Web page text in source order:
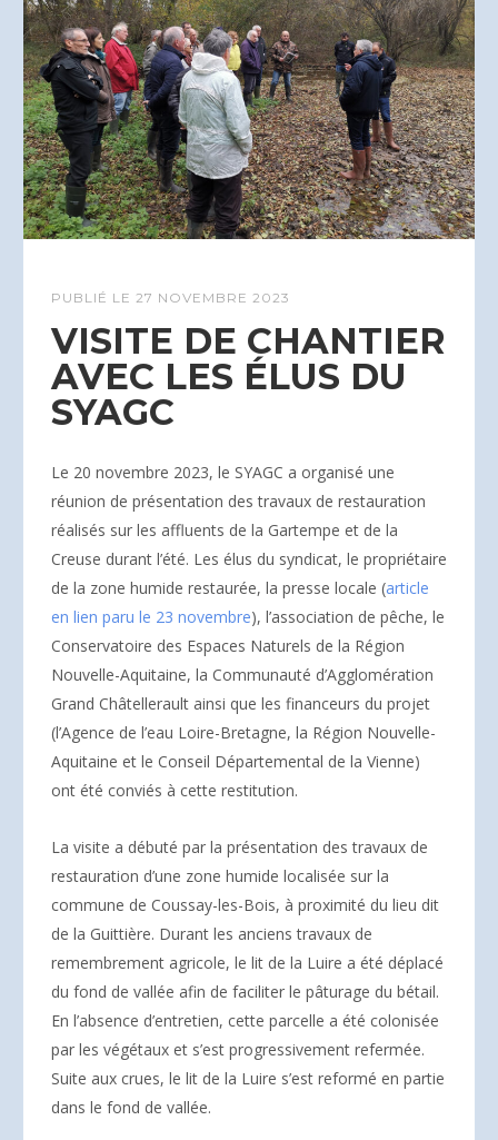
PUBLIÉ LE 27 NOVEMBRE 2023
VISITE DE CHANTIER
AVEC LES ÉLUS DU
SYAGC
Le 20 novembre 2023, le SYAGC a organisé une
réunion de présentation des travaux de restauration
réalisés sur les affluents de la Gartempe et de la
Creuse durant l’été. Les élus du syndicat, le propriétaire
de la zone humide restaurée, la presse locale (article
en lien paru le 23 novembre), l’association de pêche, le
Conservatoire des Espaces Naturels de la Région
Nouvelle-Aquitaine, la Communauté d’Agglomération
Grand Châtellerault ainsi que les financeurs du projet
(l’Agence de l’eau Loire-Bretagne, la Région Nouvelle-
Aquitaine et le Conseil Départemental de la Vienne)
ont été conviés à cette restitution.
La visite a débuté par la présentation des travaux de
restauration d’une zone humide localisée sur la
commune de Coussay-les-Bois, à proximité du lieu dit
de la Guittière. Durant les anciens travaux de
remembrement agricole, le lit de la Luire a été déplacé
du fond de vallée afin de faciliter le pâturage du bétail.
En l’absence d’entretien, cette parcelle a été colonisée
par les végétaux et s’est progressivement refermée.
Suite aux crues, le lit de la Luire s’est reformé en partie
dans le fond de vallée.